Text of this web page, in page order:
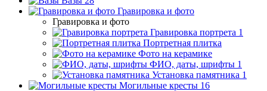
Гравировка и фото
Гравировка и фото
Гравировка портрета 1
Портретная плитка
Фото на керамике
ФИО, даты, шрифты 1
Установка памятника 1
Могильные кресты 16